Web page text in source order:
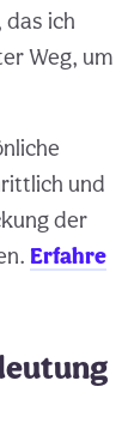
das ich
Weg, um
und
der
Erfahre